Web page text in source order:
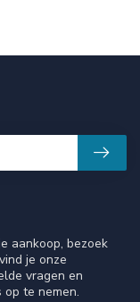
aankoop, bezoek
je onze
vragen en
te nemen.